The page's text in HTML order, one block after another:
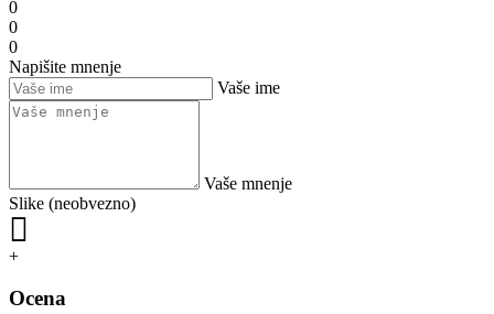
0
0
0
Napišite mnenje
Vaše ime
Vaše mnenje
Slike (neobvezno)
+
Ocena